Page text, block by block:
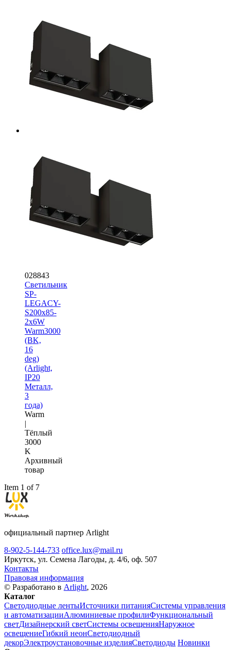
028843
Светильник
SP-
LEGACY-
S200x85-
2x6W
Warm3000
(BK,
16
deg)
(Arlight,
IP20
Металл,
3
года)
Warm
|
Тёплый
3000
K
Архивный
товар
Item 1 of 7
официальный партнер Arlight
8-902-5-144-733 office.lux@mail.ru
Иркутск, ул. Семена Лагоды, д. 4/6, оф. 507
Контакты
Правовая информация
© Разработано в Arlight, 2026
Каталог
Светодиодные лентыИсточники питанияСистемы управления
и автоматизацииАлюминиевые профилиФункциональный
светДизайнерский светСистемы освещенияНаружное
освещениеГибкий неонСветодиодный
декорЭлектроустановочные изделияСветодиоды Новинки